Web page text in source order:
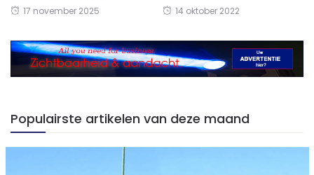
17 november 2025 14 oktober 2022
Populairste artikelen van deze maand